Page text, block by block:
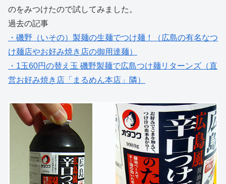
のをみつけたので試してみました。
過去の記事
・磯野（いその）製麺の生麺でつけ麺！（広島の有名なつ
け麺店やお好み焼き店の御用達麺）
・1玉60円の替え玉 磯野製麺で広島つけ麺リターンズ（直
営お好み焼き店「まるめん本店」隣）